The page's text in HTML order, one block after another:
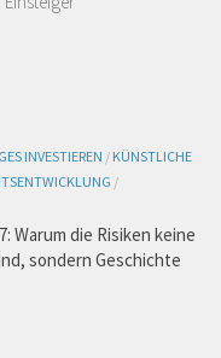
INVESTIEREN / KÜNSTLICHE
/
Warum die Risiken keine
sondern Geschichte